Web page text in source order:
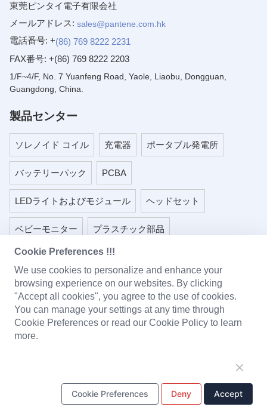
東莞ピンタイ電子有限会社
メールアドレス: sales@pantene.com.hk
電話番号: +(86) 769 8222 2231
FAX番号: +(86) 769 8222 2203
1/F~4/F, No. 7 Yuanfeng Road, Yaole, Liaobu, Dongguan,
Guangdong, China.
製品センター
ソレノイド コイル 充電器 ポータブル発電所
バッテリーパック PCBA
LEDライトおよびモジュール ヘッドセット
ベビーモニター プラスチック部品
金属スタンピング部品
ワンストップソリューション
設計・研究開発 金型製造 生産センター
カスタマーサービス
Cookie Preferences !!!
We use cookies to personalize and enhance your
browsing experience on our websites. By clicking
"Accept all cookies", you agree to the use of cookies.
You can manage your settings at any time through
Cookie Preferences or read our Cookie Policy to learn
more.
Cookie Preferences Deny Accept